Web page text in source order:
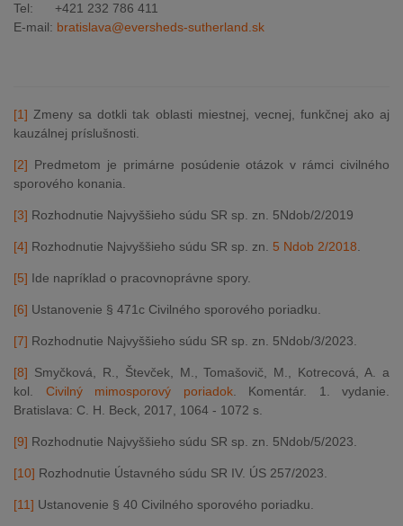
Tel: +421 232 786 411
E-mail: bratislava@eversheds-sutherland.sk
[1] Zmeny sa dotkli tak oblasti miestnej, vecnej, funkčnej ako aj
kauzálnej príslušnosti.
[2] Predmetom je primárne posúdenie otázok v rámci civilného
sporového konania.
[3] Rozhodnutie Najvyššieho súdu SR sp. zn. 5Ndob/2/2019
[4] Rozhodnutie Najvyššieho súdu SR sp. zn. 5 Ndob 2/2018
[5] Ide napríklad o pracovnoprávne spory.
[6] Ustanovenie § 471c Civilného sporového poriadku.
[7] Rozhodnutie Najvyššieho súdu SR sp. zn. 5Ndob/3/2023.
[8] Smyčková, R., Števček, M., Tomašovič, M., Kotrecová, A. a
kol. Civilný mimosporový poriadok. Komentár. 1. vydanie.
Bratislava: C. H. Beck, 2017, 1064 - 1072 s.
[9] Rozhodnutie Najvyššieho súdu SR sp. zn. 5Ndob/5/2023.
[10] Rozhodnutie Ústavného súdu SR IV. ÚS 257/2023.
[11] Ustanovenie § 40 Civilného sporového poriadku.